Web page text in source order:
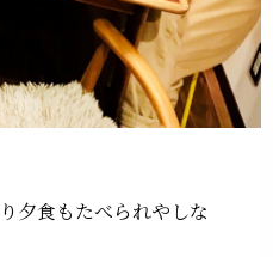
夕食もたべられやしな